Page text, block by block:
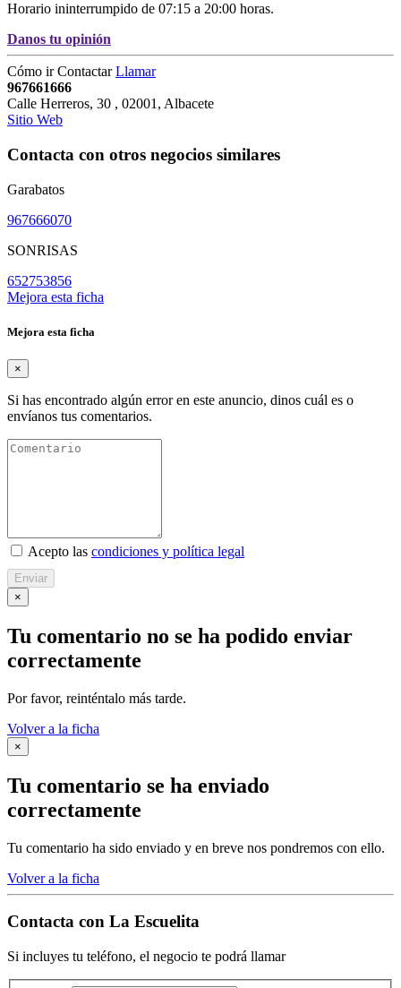
Horario ininterrumpido de 07:15 a 20:00 horas.
Danos tu opinión
Cómo irContactarLlamar
967661666
Calle Herreros, 30 , 02001 , Albacete
Sitio Web
Contacta con otros negocios similares
Garabatos
967666070
SONRISAS
652753856
Mejora esta ficha
Mejora esta ficha
×
Si has encontrado algún error en este anuncio, dinos cuál es o
envíanos tus comentarios.
Acepto las condiciones y política legal
Enviar
×
Tu comentario no se ha podido enviar
correctamente
Por favor, reinténtalo más tarde.
Volver a la ficha
×
Tu comentario se ha enviado
correctamente
Tu comentario ha sido enviado y en breve nos pondremos con ello.
Volver a la ficha
Contacta con La Escuelita
Si incluyes tu teléfono, el negocio te podrá llamar